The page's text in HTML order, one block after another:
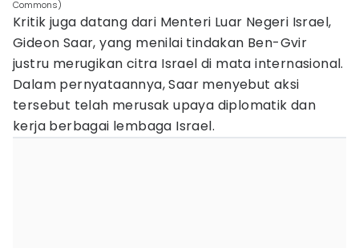
Commons)
Kritik juga datang dari Menteri Luar Negeri Israel,
Gideon Saar, yang menilai tindakan Ben-Gvir
justru merugikan citra Israel di mata internasional.
Dalam pernyataannya, Saar menyebut aksi
tersebut telah merusak upaya diplomatik dan
kerja berbagai lembaga Israel.